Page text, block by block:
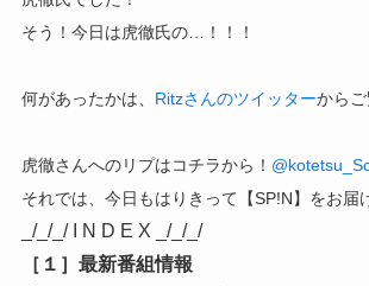
そう！今日は虎徹氏の…！！！
何があったかは、 Ritzさんのツイッターからご
虎徹さんへのリプはコチラから！ @
それでは、今日もはりきって【SP!N】をお届
_/_/_/ I N D E X _/_/_/
［１］最新番組情報